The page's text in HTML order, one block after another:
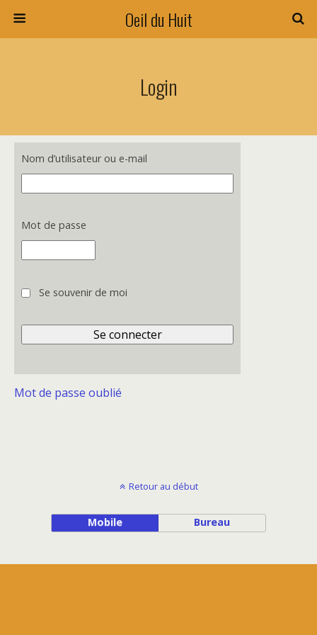
Oeil du Huit
Login
Nom d’utilisateur ou e-mail
Mot de passe
Se souvenir de moi
Mot de passe oublié
Retour au début
Mobile Bureau